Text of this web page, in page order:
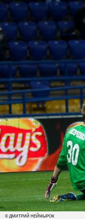
© ДМИТРИЙ НЕЙМЫРОК